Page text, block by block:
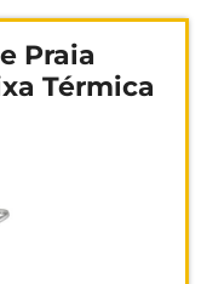
Praia
Térmica